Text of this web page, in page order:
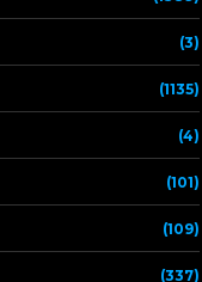
(3)
(1135)
(4)
(101)
(109)
(337)